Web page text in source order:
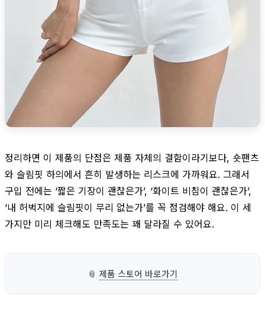
정리하면 이 제품의 단점은 제품 자체의 결함이라기보다, 숏팬츠
와 슬림핏 하의에서 흔히 발생하는 리스크에 가까워요. 그래서
구입 전에는 ‘짧은 기장이 괜찮은가’, ‘화이트 비침이 괜찮은가’,
‘내 허벅지에 슬림핏이 무리 없는가’를 꼭 점검해야 해요. 이 세
가지만 미리 체크해도 만족도는 꽤 달라질 수 있어요.
📎 제품 스토어 바로가기